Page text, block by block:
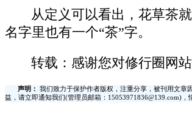
从定义可以看出，花草茶
名字里也有一个“茶”字。
转载：感谢您对修行圈网
声明：
我们致力于保护作者版权，注重分享，被刊用文章
益，请立即通知我们(管理员邮箱：15053971836@139.com)